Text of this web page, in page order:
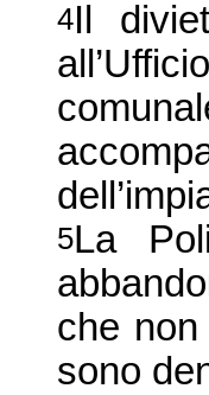
4Il
5La
che
sono